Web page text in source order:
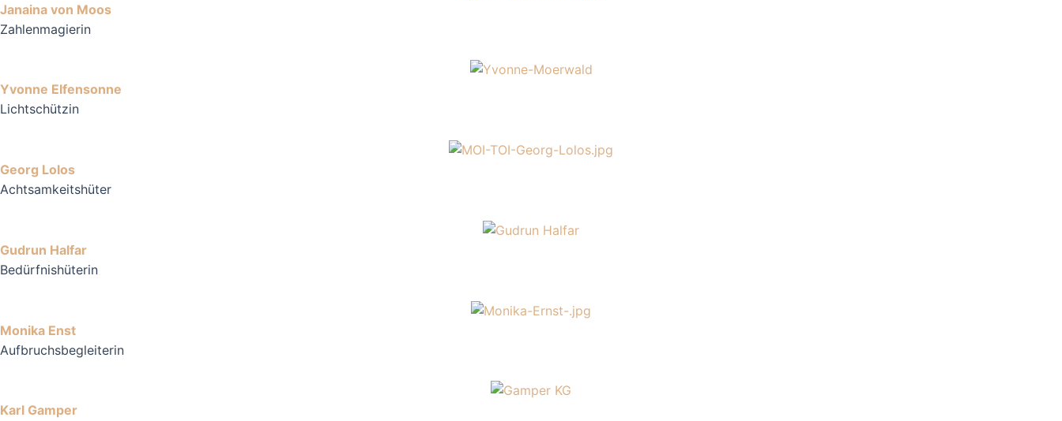
Janaina von Moos
Zahlenmagierin
Yvonne Elfensonne
Lichtschützin
Georg Lolos
Achtsamkeitshüter
Gudrun Halfar
Bedürfnishüterin
Monika Enst
Aufbruchsbegleiterin
Karl Gamper